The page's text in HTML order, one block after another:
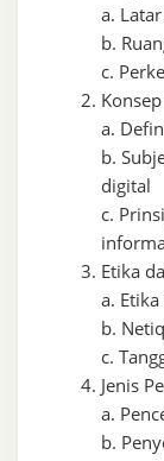
a.
b.
c.
a.
b.
digital
c.
Etika
a.
b.
c.
Jenis
a.
b.